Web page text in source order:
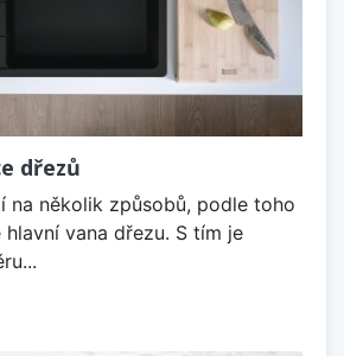
dřezů
na několik způsobů, podle toho
hlavní vana dřezu. S tím je